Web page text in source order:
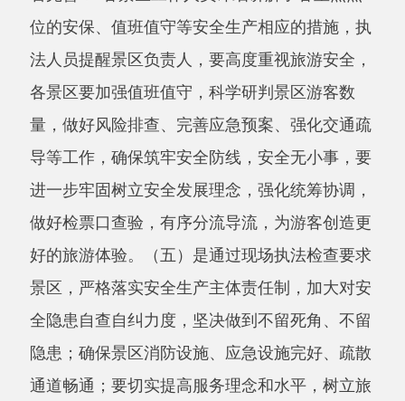
隐患；确保景区消防设施、应急设施完好、疏散
通道畅通；要切实提高服务理念和水平，树立旅
游经营者和从业者的良好口碑，结合自身优势，
推动景区稳步复苏。要进一步规范化管理，加大
对安全隐患的排查，提前制定防范措施。提醒各
景区全体工作人员切实提高安全意识，完善各项
安全保护措施。要尽心尽责维护好旅游市场秩
查41家次 ，出动执法人员167人次。受理旅游投
诉3条，发现隐患10条， 整改闭环完成率100%。
对发现问题现场进行整改，提高经营业合法经营
意识。